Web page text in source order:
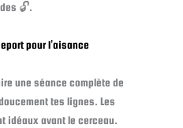
🔓.
pour l’aisance
une séance complète de
tes lignes. Les
idéaux avant le cerceau.